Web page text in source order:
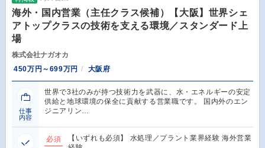
海外・国内営業（主任クラス候補）【大阪】世界シェ
アトップクラスの技術を支える環境／スタンダード上
場
株式会社ナガオカ
450万円～699万円
大阪府
仕事
内容
世界で3社のみが持つ技術力を武器に、水・エネルギーの安定
供給と地球環境の保全に貢献する営業職です。 国内外のエン
ジニアリン…
必須
【いずれも必須】 水処理／プラント業界経験 海外営業